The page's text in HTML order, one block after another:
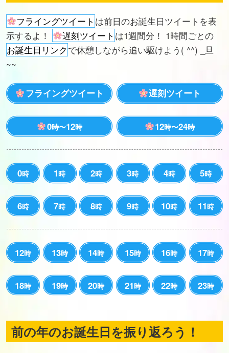
フライングツイート は前日のお誕生日ツイートを表
示するよ！
遅刻ツイート は1週間分！ 1時間ごとの
お誕生日リンク で休憩しながら追い駆けよう( ^^) _旦
~~
フライングツイート 遅刻ツイート
0時〜12時 12時〜24時
0時 1時 2時 3時 4時 5時
6時 7時 8時 9時 10時 11時
12時 13時 14時 15時 16時 17時
18時 19時 20時 21時 22時 23時
前の年のお誕生日を振り返ろう！